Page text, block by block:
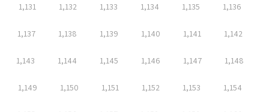
1,131 1,132 1,133 1,134 1,135 1,136
1,137 1,138 1,139 1,140 1,141 1,142
1,143 1,144 1,145 1,146 1,147 1,148
1,149 1,150 1,151 1,152 1,153 1,154